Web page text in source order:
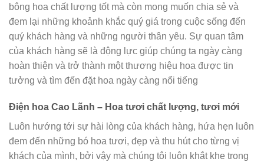
bông hoa chất lượng tốt mà còn mong muốn chia sẻ và
đem lại những khoảnh khắc quý giá trong cuộc sống đến
quý khách hàng và những người thân yêu. Sự quan tâm
của khách hàng sẽ là động lực giúp chúng ta ngày càng
hoàn thiện và trở thành một thương hiệu hoa được tin
tưởng và tìm đến đặt hoa ngày càng nổi tiếng
Điện hoa Cao Lãnh – Hoa tươi chất lượng, tươi mới
Luôn hướng tới sự hài lòng của khách hàng, hứa hẹn luôn
đem đến những bó hoa tươi, đẹp và thu hút cho từng vị
khách của mình, bởi vậy mà chúng tôi luôn khắt khe trong